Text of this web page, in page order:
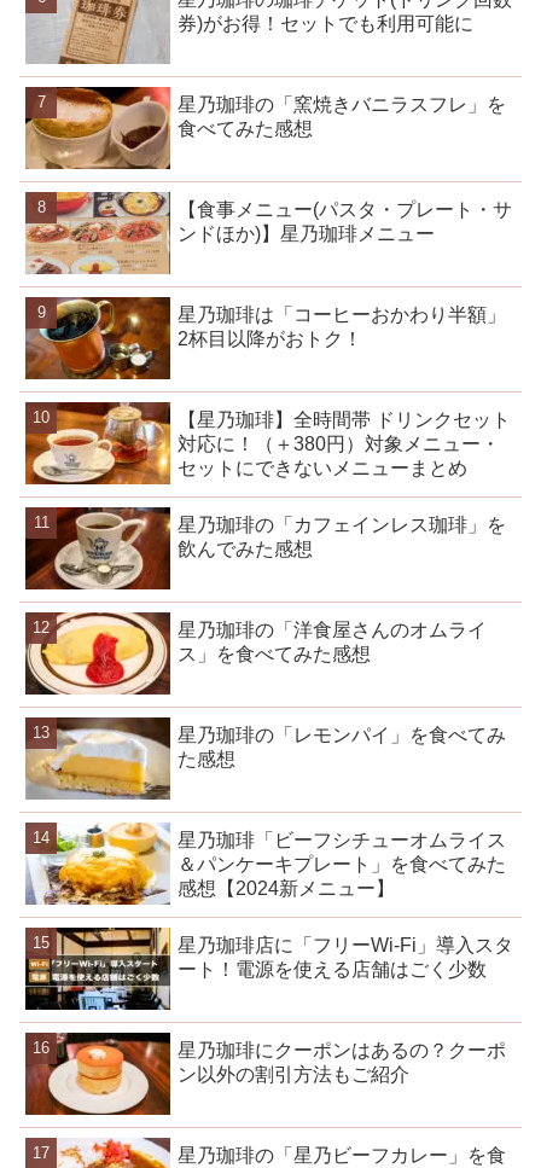
券)がお得！セットでも利用可能に
星乃珈琲の「窯焼きバニラスフレ」を
食べてみた感想
【食事メニュー(パスタ・プレート・サ
ンドほか)】星乃珈琲メニュー
星乃珈琲は「コーヒーおかわり半額」
2杯目以降がおトク！
【星乃珈琲】全時間帯 ドリンクセット
対応に！（＋380円）対象メニュー・
セットにできないメニューまとめ
星乃珈琲の「カフェインレス珈琲」を
飲んでみた感想
星乃珈琲の「洋食屋さんのオムライ
ス」を食べてみた感想
星乃珈琲の「レモンパイ」を食べてみ
た感想
星乃珈琲「ビーフシチューオムライス
＆パンケーキプレート」を食べてみた
感想【2024新メニュー】
星乃珈琲店に「フリーWi-Fi」導入スタ
ート！電源を使える店舗はごく少数
星乃珈琲にクーポンはあるの？クーポ
ン以外の割引方法もご紹介
星乃珈琲の「星乃ビーフカレー」を食